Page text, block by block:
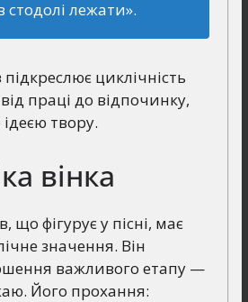
стодолі лежати».
циклічність
праці до відпочинку,
твору.
вінка
що фігурує у пісні, має
значення. Він
важливого етапу —
Його прохання: